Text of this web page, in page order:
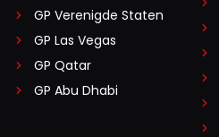
GP Verenigde Staten
GP Las Vegas
GP Qatar
GP Abu Dhabi